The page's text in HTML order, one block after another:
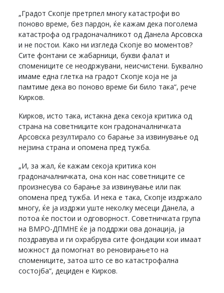
„Градот Скопје претрпел многу катастрофи во
поново време, без пардон, ќе кажам дека поголема
катастрофа од градоначалникот од Данела Арсовска
и не постои. Како ни изгледа Скопје во моментов?
Сите фонтани се жабарници, букви фалат и
спомениците се неодржувани, неисчистени. Буквално
имаме една глетка на градот Скопје која не ја
памтиме дека во поново време би било така“, рече
Кирков.
Кирков, исто така, истакна дека секоја критика од
страна на советниците кон градоначалничката
Арсовска резултирало со барање за извинување од
нејзина страна и опомена пред тужба.
„И, за жал, ќе кажам секоја критика кон
градоначалничката, она кон нас советниците се
произнесува со барање за извинување или пак
опомена пред тужба. И нека е така, Скопје издржало
многу, ќе ја издржи уште неколку месеци Данела, а
потоа ќе постои и одговорност. Советничката група
на ВМРО-ДПМНЕ ќе ја поддржи ова донација, ја
поздравува и ги охрабрува сите фондации кои имаат
можност да помогнат во реновирањето на
спомениците, затоа што се во катастрофална
состојба“, дециден е Кирков.